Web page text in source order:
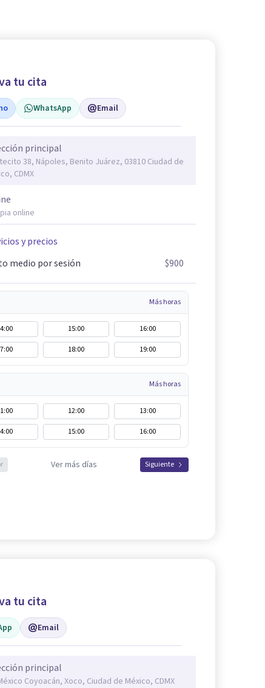
tu cita
WhatsApp Email
principal
38, Nápoles, Benito Juárez, 03810 Ciudad de
CDMX
online
y precios
medio por sesión
$900
Más horas
15:00
16:00
18:00 19:00
Más horas
12:00
13:00
15:00 16:00
Ver más días Siguiente
tu cita
Email
principal
Coyoacán, Xoco, Ciudad de México, CDMX